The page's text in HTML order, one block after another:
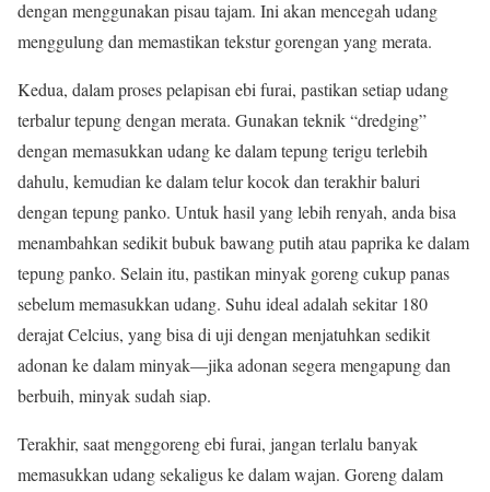
dengan menggunakan pisau tajam. Ini akan mencegah udang
menggulung dan memastikan tekstur gorengan yang merata.
Kedua, dalam proses pelapisan ebi furai, pastikan setiap udang
terbalur tepung dengan merata. Gunakan teknik “dredging”
dengan memasukkan udang ke dalam tepung terigu terlebih
dahulu, kemudian ke dalam telur kocok dan terakhir baluri
dengan tepung panko. Untuk hasil yang lebih renyah, anda bisa
menambahkan sedikit bubuk bawang putih atau paprika ke dalam
tepung panko. Selain itu, pastikan minyak goreng cukup panas
sebelum memasukkan udang. Suhu ideal adalah sekitar 180
derajat Celcius, yang bisa di uji dengan menjatuhkan sedikit
adonan ke dalam minyak—jika adonan segera mengapung dan
berbuih, minyak sudah siap.
Terakhir, saat menggoreng ebi furai, jangan terlalu banyak
memasukkan udang sekaligus ke dalam wajan. Goreng dalam